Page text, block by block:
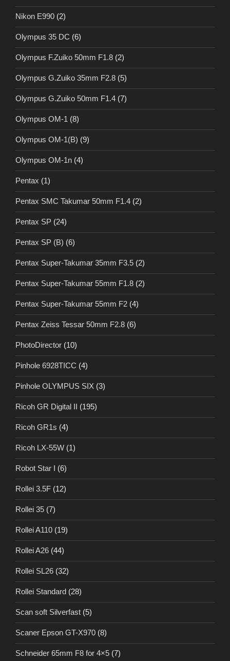
Nikon E990 (2)
Olympus 35 DC (6)
Olympus F.Zuiko 50mm F1.8 (2)
Olympus G.Zuiko 35mm F2.8 (5)
Olympus G.Zuiko 50mm F1.4 (7)
Olympus OM-1 (8)
Olympus OM-1(B) (9)
Olympus OM-1n (4)
Pentax (1)
Pentax SMC Takumar 50mm F1.4 (2)
Pentax SP (24)
Pentax SP (B) (6)
Pentax Super-Takumar 35mm F3.5 (2)
Pentax Super-Takumar 55mm F1.8 (2)
Pentax Super-Takumar 55mm F2 (4)
Pentax Zeiss Tessar 50mm F2.8 (6)
PhotoDirector (10)
Pinhole 6928TICC (4)
Pinhole OLYMPUS SIX (3)
Ricoh GR Digital II (195)
Ricoh GR1s (4)
Ricoh LX-55W (1)
Robot Star I (6)
Rollei 3.5F (12)
Rollei 35 (7)
Rollei A110 (19)
Rollei A26 (44)
Rollei SL26 (32)
Rollei Standard (28)
Scan soft Silverfast (5)
Scaner Epson GT-X970 (8)
Schneider 65mm F8 for 4×5 (7)